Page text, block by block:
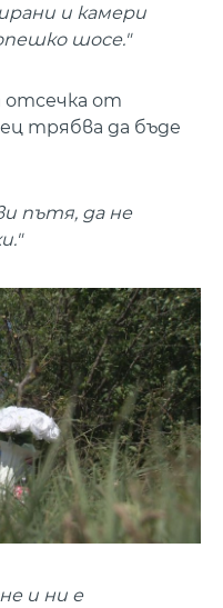
и камери
шосе."
отсечка от
трябва да бъде
пътя, да не
и ни е